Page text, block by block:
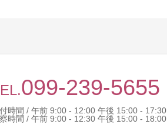
099-239-5655
時間 / 午前 9:00 - 12:00 午後 15:00 - 17:30
時間 / 午前 9:00 - 12:30 午後 15:00 - 18:00